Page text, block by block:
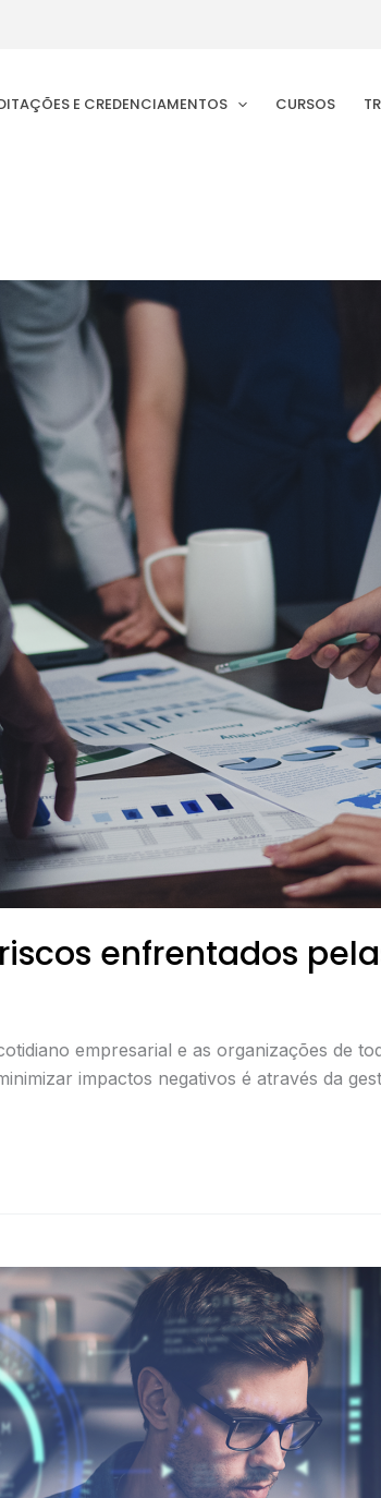
E CREDENCIAMENTOS CURSOS
enfrentados
empresarial e as organizações de
impactos negativos é através da